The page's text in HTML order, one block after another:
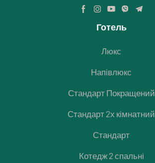
Готель
Люкс
Напівлюкс
Стандарт Покращений
Стандарт 2х кімнатний
Стандарт
Котедж 2 спальні